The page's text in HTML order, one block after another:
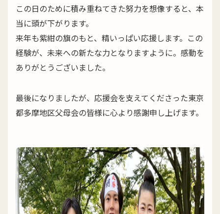
この日のために積み重ねてきた努力を想像すると、本
当に頭が下がります。
来年も紫紺の旗のもと、精いっぱい応援します。この
経験が、未来への新たな力となりますように。感動を
ありがとうございました。
最後になりましたが、応援会を支えてくださった東京
都多摩地区父母会の皆様に心より感謝申し上げます。